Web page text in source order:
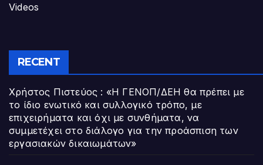
Videos
RECENT
Χρήστος Πιστεύος : «Η ΓΕΝΟΠ/ΔΕΗ θα πρέπει με
το ίδιο ενωτικό και συλλογικό τρόπο, με
επιχειρήματα και όχι με συνθήματα, να
συμμετέχει στο διάλογο για την προάσπιση των
εργασιακών δικαιωμάτων»